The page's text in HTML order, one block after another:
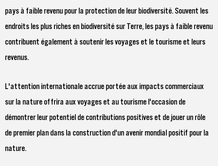
pays à faible revenu pour la protection de leur biodiversité. Souvent les
endroits les plus riches en biodiversité sur Terre, les pays à faible revenu
contribuent également à soutenir les voyages et le tourisme et leurs
revenus.
L'attention internationale accrue portée aux impacts commerciaux
sur la nature offrira aux voyages et au tourisme l'occasion de
démontrer leur potentiel de contributions positives et de jouer un rôle
de premier plan dans la construction d'un avenir mondial positif pour la
nature.